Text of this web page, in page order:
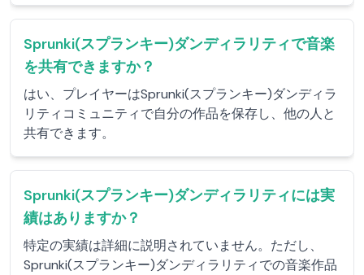
Sprunki(スプランキー)ダンディラリティで音楽
を共有できますか？
はい、プレイヤーはSprunki(スプランキー)ダンディラ
リティコミュニティで自分の作品を保存し、他の人と
共有できます。
Sprunki(スプランキー)ダンディラリティには実
績はありますか？
特定の実績は詳細に説明されていません。ただし、
Sprunki(スプランキー)ダンディラリティでの音楽作品